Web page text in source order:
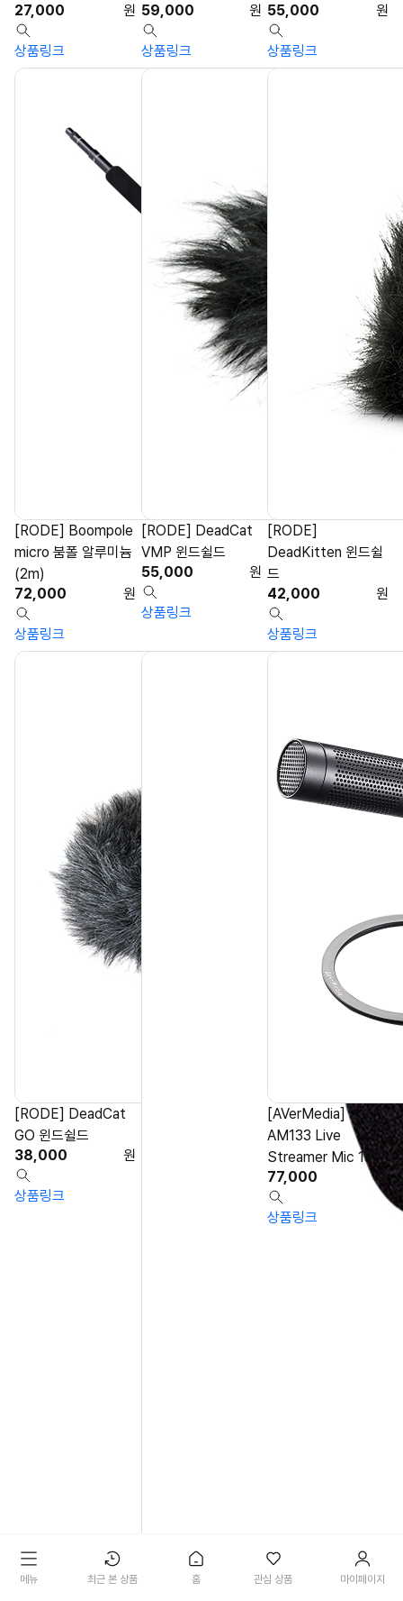
메뉴 최근 본 상품 홈 관심 상품 마이페이지
27,000
원
상품링크
59,000
원
상품링크
55,000
원
상품링크
[RODE] Boompole
micro 붐폴 알루미늄
(2m)
72,000
원
상품링크
[RODE] DeadCat
VMP 윈드쉴드
55,000
원
상품링크
[RODE]
DeadKitten 윈드쉴
드
42,000
원
상품링크
[RODE] DeadCat
GO 윈드쉴드
38,000
원
상품링크
[RODE] VideoMic
Pro 윈드쉴드
[AVerMedia]
AM133 Live
Streamer Mic 133
77,000
원
상품링크